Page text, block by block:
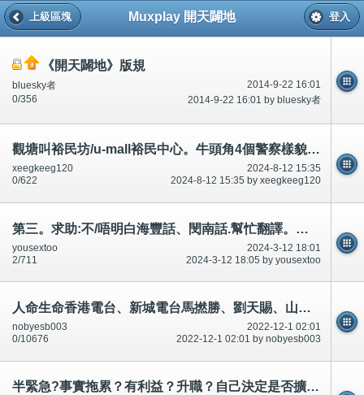
Muxplay 開天闢地
上級區塊 登入
《開天闢地》版規
2014-9-22 16:01
bluesky者
2014-9-22 16:01 by bluesky者
0/356
觀塘叫裕民坊/u-mall裕民中心。牛頭角4個警察樣貌樣子6呎。制服(有魚旦,電器)。告/控
2024-8-12 15:35
xeegkeeg120
2024-8-12 15:35 by xeegkeeg120
0/622
第三。求助:不/唔明白海豐話、閔南話.幫忙翻譯。上司、主管。(私人、版權)。謝謝
2024-3-12 18:01
yousextoo
2024-3-12 18:05 by yousextoo
2/711
人命生命香港電台、新城電台馬撚勝、劉天賜、山甘老人、林超榮、曾繁光等等,預先/預知有人死？
2022-12-1 02:01
nobyesb003
2022-12-1 02:01 by nobyesb003
0/10676
半緊急?事實拖累？有利益？升職？自己決定是否擴散.市民知道。